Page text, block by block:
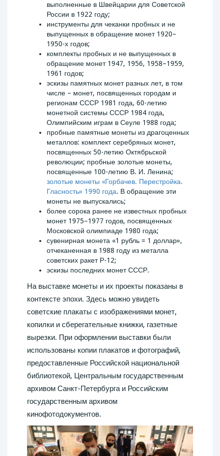
выполненные в Швейцарии для Советской
России в 1922 году;
инструменты для чеканки пробных и не
выпущенных в обращение монет 1920–
1950-х годов;
комплекты пробных и не выпущенных в
обращение монет 1947, 1956, 1958–1959,
1961 годов;
эскизы памятных монет разных лет, в том
числе – монет, посвященных городам и
регионам СССР 1981 года, 60-летию
монетной системы СССР 1984 года,
Олимпийским играм в Сеуле 1988 года;
пробные памятные монеты из драгоценных
металлов: комплект серебряных монет,
посвященных 50-летию Октябрьской
революции; пробные золотые монеты,
посвященные 100-летию В. И. Ленина;
золотые монеты «Горбачев. Перестройка.
Гласность» 1990 года. В обращение эти
монеты не выпускались;
более сорока ранее не известных пробных
монет 1975–1977 годов, посвященных
Московской олимпиаде 1980 года;
сувенирная монета «1 рубль = 1 доллар»,
отчеканенная в 1988 году из металла
советских ракет Р-12;
эскизы последних монет СССР.
На выставке монеты и их проекты показаны в
контексте эпохи. Здесь можно увидеть
советские плакаты с изображениями монет,
копилки и сберегательные книжки, газетные
вырезки. При оформлении выставки были
использованы копии плакатов и фотографий,
предоставленные Российской национальной
библиотекой, Центральным государственным
архивом Санкт-Петербурга и Российским
государственным архивом
кинофотодокументов.